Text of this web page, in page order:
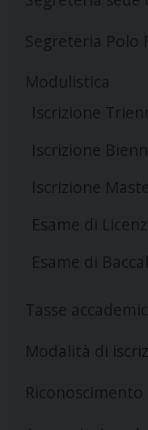
Segreteria Polo
Modulistica
Iscrizione
Iscrizione
Iscrizione
Esame di
Esame di
Tasse
Modalità di